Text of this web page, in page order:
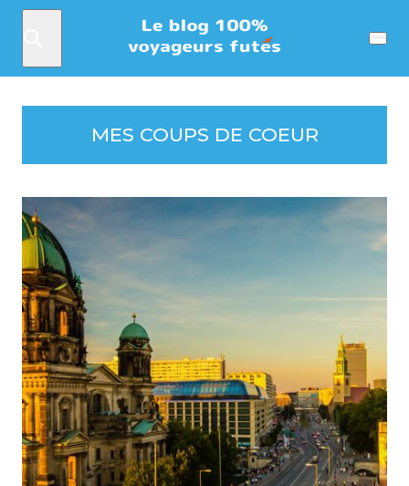
Menu
MES COUPS DE COEUR